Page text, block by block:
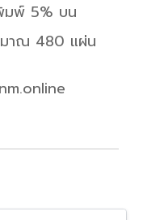
มพ์ 5% บน
มาณ 480 แผ่น